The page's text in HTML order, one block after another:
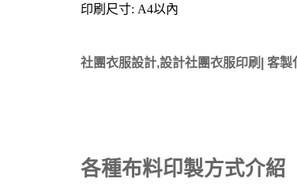
印刷尺寸: A4以內
社團衣服設計,設計社團衣服印刷| 客
各種布料印製方式介紹